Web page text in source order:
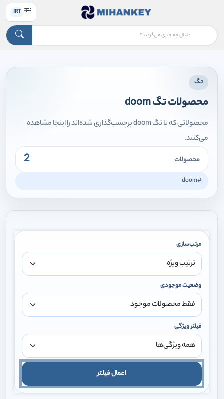
IRT
تگ
محصولات تگ doom
محصولاتی که با تگ doom برچسب‌گذاری شده‌اند را اینجا مشاهده
می‌کنید.
محصولات 2
#doom
مرتب‌سازی
وضعیت موجودی
فیلتر ویژگی
اعمال فیلتر